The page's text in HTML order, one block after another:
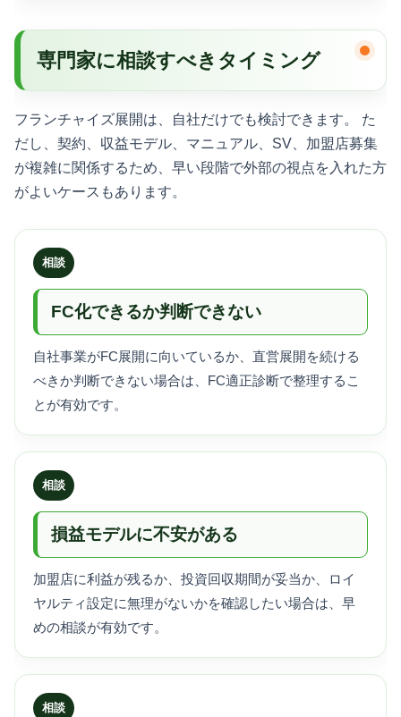
専門家に相談すべきタイミング
フランチャイズ展開は、自社だけでも検討できます。 た
だし、契約、収益モデル、マニュアル、SV、加盟店募集
が複雑に関係するため、早い段階で外部の視点を入れた方
がよいケースもあります。
相談
FC化できるか判断できない
自社事業がFC展開に向いているか、直営展開を続ける
べきか判断できない場合は、FC適正診断で整理するこ
とが有効です。
相談
損益モデルに不安がある
加盟店に利益が残るか、投資回収期間が妥当か、ロイ
ヤルティ設定に無理がないかを確認したい場合は、早
めの相談が有効です。
相談